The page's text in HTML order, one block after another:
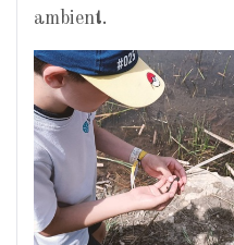
ambient.